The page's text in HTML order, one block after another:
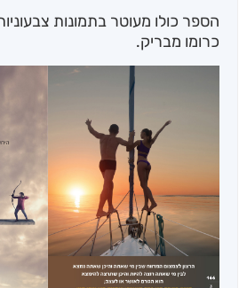
הספר כולו מעוטר בתמונות
כרומו מבריק.